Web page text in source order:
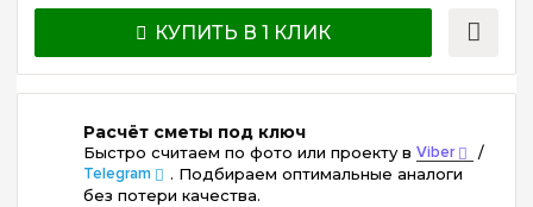
КУПИТЬ В 1 КЛИК
Расчёт сметы под ключ
Быстро считаем по фото или проекту в Viber
/
Telegram
. Подбираем оптимальные аналоги
без потери качества.